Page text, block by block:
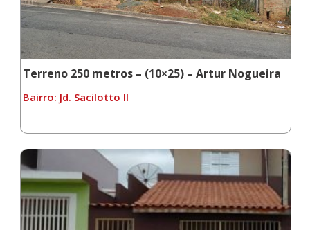
Terreno 250 metros – (10×25) – Artur Nogueira
Bairro: Jd. Sacilotto II